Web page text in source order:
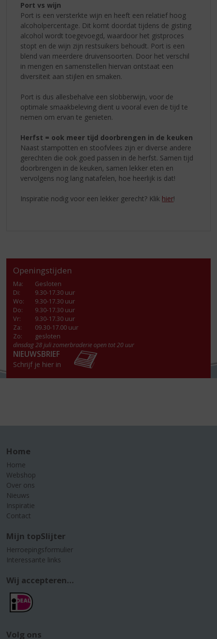
Port vs wijn
Port is een versterkte wijn en heeft een relatief hoog
alcoholpercentage. Dit komt doordat tijdens de gisting
alcohol wordt toegevoegd, waardoor het gistproces
stopt en de wijn zijn restsuikers behoudt. Port is een
blend van meerdere druivensoorten. Door het verschil
in mengen en samenstellen hiervan ontstaat een
diversiteit aan stijlen en smaken.
Port is dus allesbehalve een slobberwijn, voor de
optimale smaakbeleving dient u vooral even de tijd te
nemen om ervan te genieten.
Herfst = ook meer tijd doorbrengen in de keuken
Naast stampotten en stoofvlees zijn er diverse andere
gerechten die ook goed passen in de herfst. Samen tijd
doorbrengen in de keuken, samen lekker eten en
vervolgens nog lang natafelen, hoe heerlijk is dat!
Inspiratie nodig voor een lekker gerecht? Klik hier!
Openingstijden
Ma:
Gesloten
Di:
9.30-17.30 uur
Wo:
9.30-17.30 uur
Do:
9.30-17.30 uur
Vr:
9.30-17.30 uur
Za:
09.30-17.00 uur
Zo:
gesloten
dinsdag 28 juli zomerbraderie open tot 20 uur
NIEUWSBRIEF
Schrijf je hier in
Home
Home
Webshop
Over ons
Nieuws
Inspiratie
Contact
Mijn topSlijter
Herroepingsformulier
Interessante links
Wij accepteren...
Volg ons